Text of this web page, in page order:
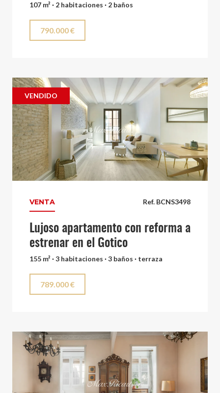
107 m² · 2 habitaciones · 2 baños
790.000 €
VENDIDO
Ref. BCNS3498
VENTA
Lujoso apartamento con reforma a
estrenar en el Gotico
155 m² · 3 habitaciones · 3 baños · terraza
789.000 €